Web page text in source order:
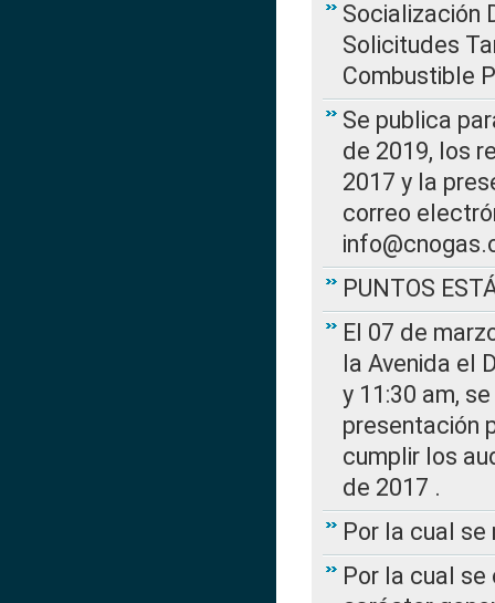
Socialización
Solicitudes
Combustible
Se publica
de 2019, los
2017 y la
correo
PUNTOS
El 07 de
la Avenida el
y 11:30 am,
presentación
cumplir los
de 2017 .
Por la cual se
Por la cual